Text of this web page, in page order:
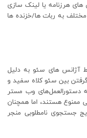
هرزنامه یا لینک سازی
به ربات ها/خزنده ها
آژانس های سئو به دلیل
بین سئو کلاه سفید و
دستورالعمل‌های وب‌ مستر
هستند، اما همچنان
جستجوی نامطلوبی منجر